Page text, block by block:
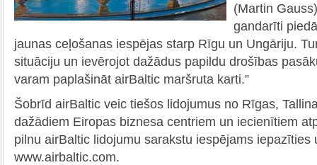
(Martin
gandarīti
jaunas ceļošanas iespējas starp Rīgu un Ungāriju.
situāciju un ievērojot dažādus papildu drošības
varam paplašināt airBaltic maršruta karti.”
Šobrīd airBaltic veic tiešos lidojumus no Rīgas,
dažādiem Eiropas biznesa centriem un iecienītiem
pilnu airBaltic lidojumu sarakstu iespējams iepazīties
www.airbaltic.com.